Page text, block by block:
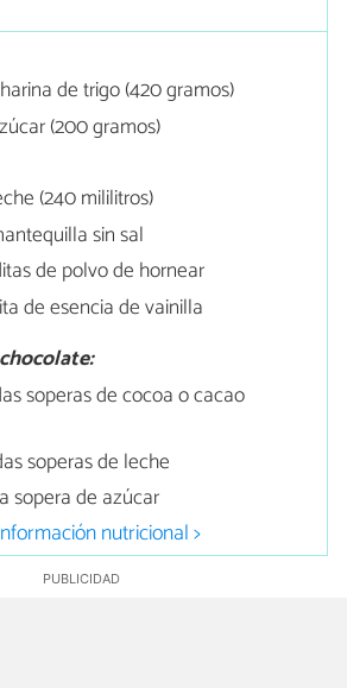
de trigo (420 gramos)
(200 gramos)
(240 mililitros)
sin sal
de polvo de hornear
de esencia de vainilla
soperas de cocoa o cacao
soperas de leche
sopera de azúcar
nutricional >